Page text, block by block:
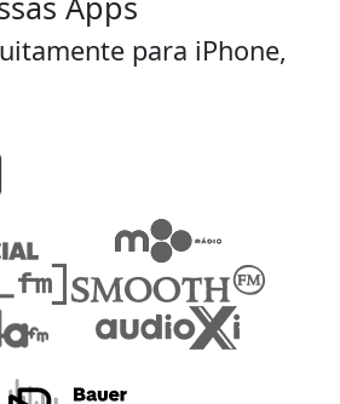
para iPhone,